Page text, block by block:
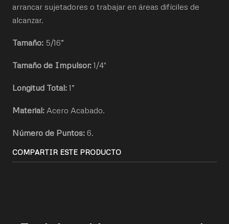
arrancar sujetadores o trabajar en áreas difíciles de
alcanzar.
Tamaño: 5/16”
Tamaño de Impulsor: 1/4"
Longitud Total: 1”
Material: Acero Acabado.
Número de Puntos: 6.
COMPARTIR ESTE PRODUCTO